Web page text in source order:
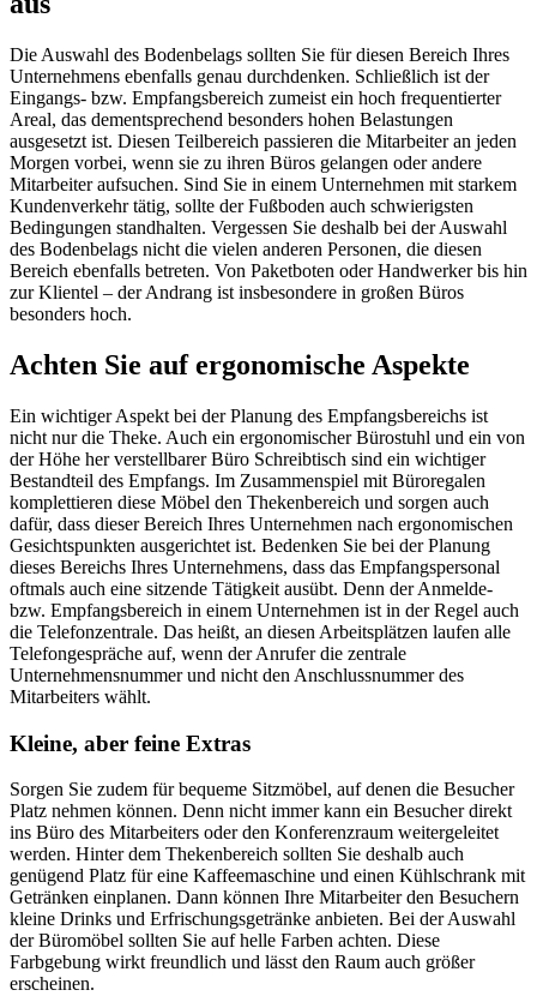
Die Auswahl des Bodenbelags sollten Sie für diesen Bereich Ihres
Unternehmens ebenfalls genau durchdenken. Schließlich ist der
Eingangs- bzw. Empfangsbereich zumeist ein hoch frequentierter
Areal, das dementsprechend besonders hohen Belastungen
ausgesetzt ist. Diesen Teilbereich passieren die Mitarbeiter an jeden
Morgen vorbei, wenn sie zu ihren Büros gelangen oder andere
Mitarbeiter aufsuchen. Sind Sie in einem Unternehmen mit starkem
Kundenverkehr tätig, sollte der Fußboden auch schwierigsten
Bedingungen standhalten. Vergessen Sie deshalb bei der Auswahl
des Bodenbelags nicht die vielen anderen Personen, die diesen
Bereich ebenfalls betreten. Von Paketboten oder Handwerker bis hin
zur Klientel – der Andrang ist insbesondere in großen Büros
besonders hoch.
Achten Sie auf ergonomische Aspekte
Ein wichtiger Aspekt bei der Planung des Empfangsbereichs ist
nicht nur die Theke. Auch ein ergonomischer Bürostuhl und ein von
der Höhe her verstellbarer Büro Schreibtisch sind ein wichtiger
Bestandteil des Empfangs. Im Zusammenspiel mit Büroregalen
komplettieren diese Möbel den Thekenbereich und sorgen auch
dafür, dass dieser Bereich Ihres Unternehmen nach ergonomischen
Gesichtspunkten ausgerichtet ist. Bedenken Sie bei der Planung
dieses Bereichs Ihres Unternehmens, dass das Empfangspersonal
oftmals auch eine sitzende Tätigkeit ausübt. Denn der Anmelde-
bzw. Empfangsbereich in einem Unternehmen ist in der Regel auch
die Telefonzentrale. Das heißt, an diesen Arbeitsplätzen laufen alle
Telefongespräche auf, wenn der Anrufer die zentrale
Unternehmensnummer und nicht den Anschlussnummer des
Mitarbeiters wählt.
Kleine, aber feine Extras
Sorgen Sie zudem für bequeme Sitzmöbel, auf denen die Besucher
Platz nehmen können. Denn nicht immer kann ein Besucher direkt
ins Büro des Mitarbeiters oder den Konferenzraum weitergeleitet
werden. Hinter dem Thekenbereich sollten Sie deshalb auch
genügend Platz für eine Kaffeemaschine und einen Kühlschrank mit
Getränken einplanen. Dann können Ihre Mitarbeiter den Besuchern
kleine Drinks und Erfrischungsgetränke anbieten. Bei der Auswahl
der Büromöbel sollten Sie auf helle Farben achten. Diese
Farbgebung wirkt freundlich und lässt den Raum auch größer
erscheinen.